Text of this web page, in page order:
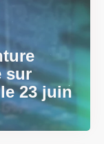
sur
23 juin